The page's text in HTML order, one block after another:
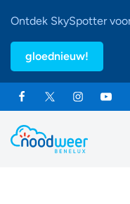
Ontdek SkySpotter
gloednieuw!